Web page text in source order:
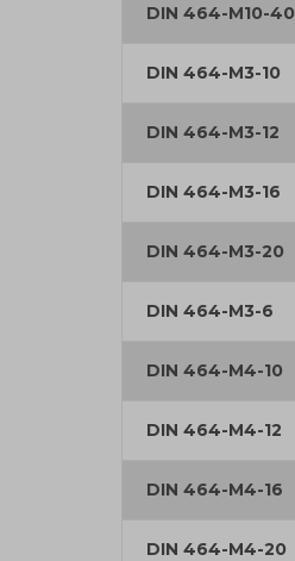
DIN 464-M10-40
DIN 464-M3-10
DIN 464-M3-12
DIN 464-M3-16
DIN 464-M3-20
DIN 464-M3-6
DIN 464-M4-10
DIN 464-M4-12
DIN 464-M4-16
DIN 464-M4-20